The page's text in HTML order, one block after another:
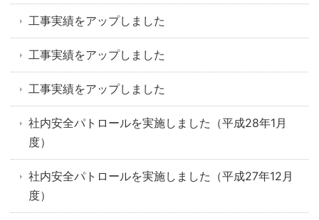
工事実績をアップしました
工事実績をアップしました
工事実績をアップしました
社内安全パトロールを実施しました（平成28年1月
度）
社内安全パトロールを実施しました（平成27年12月
度）